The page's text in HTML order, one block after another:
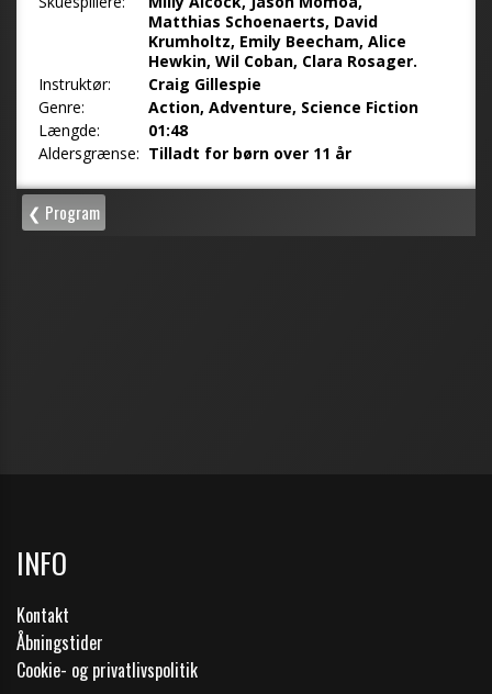
INFO
Kontakt
Åbningstider
Cookie- og privatlivspolitik